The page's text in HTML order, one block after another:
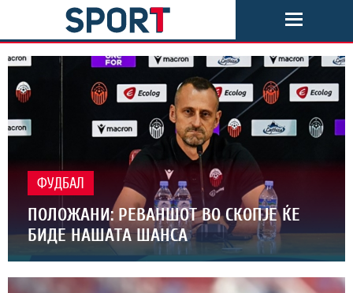
ФУДБАЛ
ПОЛОЖАНИ: РЕВАНШОТ ВО СКОПЈЕ ЌЕ
БИДЕ НАШАТА ШАНСА